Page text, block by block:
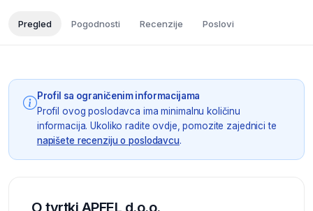
Pregled Pogodnosti Recenzije Poslovi
Profil sa ograničenim informacijama
Profil ovog poslodavca ima minimalnu količinu
informacija. Ukoliko radite ovdje, pomozite zajednici te
napišete recenziju o poslodavcu.
O tvrtki APFEL d.o.o.